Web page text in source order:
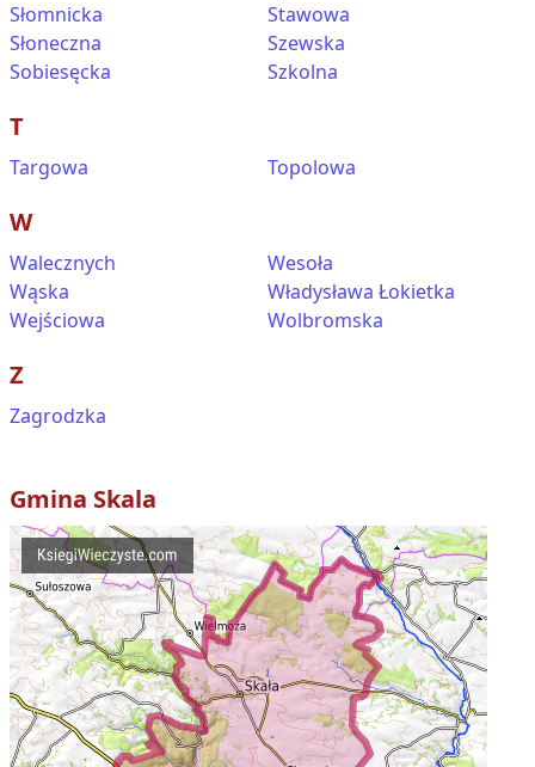
Słomnicka
Słoneczna
Sobiesęcka
Stawowa
Szewska
Szkolna
T
Targowa Topolowa
W
Walecznych
Wąska
Wejściowa
Wesoła
Władysława Łokietka
Wolbromska
Z
Zagrodzka
Gmina Skala